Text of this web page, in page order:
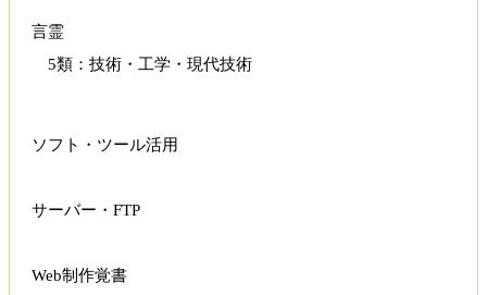
言霊
5類：技術・工学・現代技術
ソフト・ツール活用
サーバー・FTP
Web制作覚書